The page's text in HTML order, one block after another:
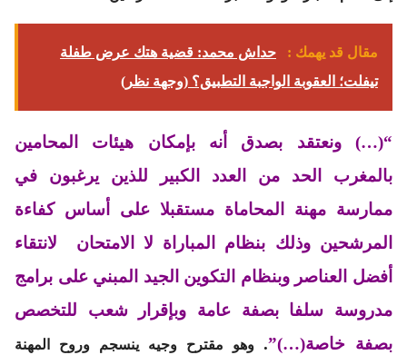
مقال قد يهمك :
حداش محمد: قضية هتك عرض طفلة
تيفلت؛ العقوبة الواجبة التطبيق؟ (وجهة نظر)
“(…) ونعتقد بصدق أنه بإمكان هيئات المحامين
بالمغرب الحد من العدد الكبير للذين يرغبون في
ممارسة مهنة المحاماة مستقبلا على أساس كفاءة
المرشحين وذلك بنظام المباراة لا الامتحان لانتقاء
أفضل العناصر وبنظام التكوين الجيد المبني على برامج
مدروسة سلفا بصفة عامة وبإقرار شعب للتخصص
بصفة خاصة(…)”. وهو مقترح وجيه ينسجم وروح المهنة